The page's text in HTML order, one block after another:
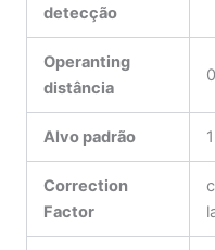
detecção
Operanting
distância
Alvo padrão
Correction
Factor